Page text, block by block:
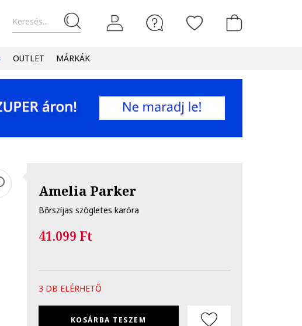
Keresés...
OUTLET MÁRKÁK
Amelia Parker
Bőrszíjas szögletes karóra
41.099 Ft
3 DB ELÉRHETŐ
KOSÁRBA TESZEM